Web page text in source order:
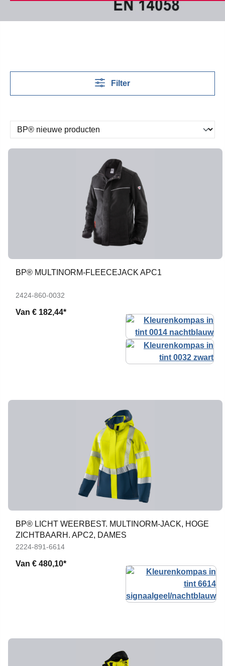
Filter
BP® MULTINORM-FLEECEJACK APC1
2424-860-0032
Van € 182,44*
BP® LICHT WEERBEST. MULTINORM-JACK, HOGE
ZICHTBAARH. APC2, DAMES
2224-891-6614
Van € 480,10*